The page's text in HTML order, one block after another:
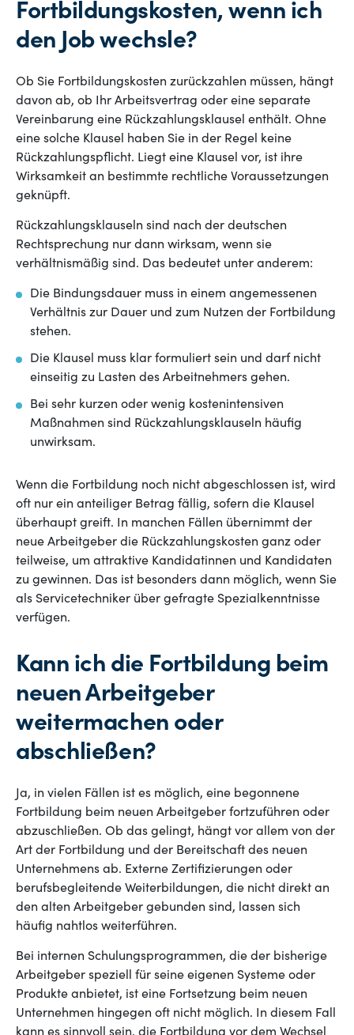
Fortbildungskosten, wenn ich
den Job wechsle?
Ob Sie Fortbildungskosten zurückzahlen müssen, hängt
davon ab, ob Ihr Arbeitsvertrag oder eine separate
Vereinbarung eine Rückzahlungsklausel enthält. Ohne
eine solche Klausel haben Sie in der Regel keine
Rückzahlungspflicht. Liegt eine Klausel vor, ist ihre
Wirksamkeit an bestimmte rechtliche Voraussetzungen
geknüpft.
Rückzahlungsklauseln sind nach der deutschen
Rechtsprechung nur dann wirksam, wenn sie
verhältnismäßig sind. Das bedeutet unter anderem:
Die Bindungsdauer muss in einem angemessenen
Verhältnis zur Dauer und zum Nutzen der Fortbildung
stehen.
Die Klausel muss klar formuliert sein und darf nicht
einseitig zu Lasten des Arbeitnehmers gehen.
Bei sehr kurzen oder wenig kostenintensiven
Maßnahmen sind Rückzahlungsklauseln häufig
unwirksam.
Wenn die Fortbildung noch nicht abgeschlossen ist, wird
oft nur ein anteiliger Betrag fällig, sofern die Klausel
überhaupt greift. In manchen Fällen übernimmt der
neue Arbeitgeber die Rückzahlungskosten ganz oder
teilweise, um attraktive Kandidatinnen und Kandidaten
zu gewinnen. Das ist besonders dann möglich, wenn Sie
als Servicetechniker über gefragte Spezialkenntnisse
verfügen.
Kann ich die Fortbildung beim
neuen Arbeitgeber
weitermachen oder
abschließen?
Ja, in vielen Fällen ist es möglich, eine begonnene
Fortbildung beim neuen Arbeitgeber fortzuführen oder
abzuschließen. Ob das gelingt, hängt vor allem von der
Art der Fortbildung und der Bereitschaft des neuen
Unternehmens ab. Externe Zertifizierungen oder
berufsbegleitende Weiterbildungen, die nicht direkt an
den alten Arbeitgeber gebunden sind, lassen sich
häufig nahtlos weiterführen.
Bei internen Schulungsprogrammen, die der bisherige
Arbeitgeber speziell für seine eigenen Systeme oder
Produkte anbietet, ist eine Fortsetzung beim neuen
Unternehmen hingegen oft nicht möglich. In diesem Fall